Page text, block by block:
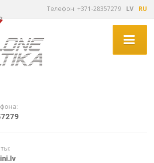
Tелефон: +371-28357279 LV RU